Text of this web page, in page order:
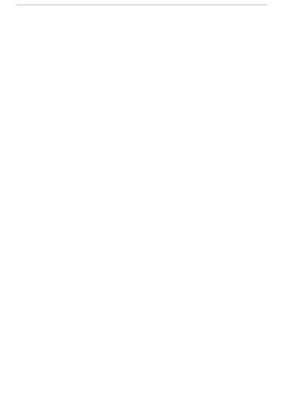
en Sevilla 1992. Las...